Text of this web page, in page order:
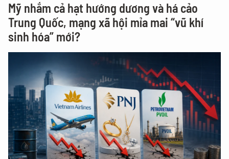
Mỹ nhắm cả hạt hướng dương và há cảo
Trung Quốc, mạng xã hội mỉa mai “vũ khí
sinh hóa” mới?